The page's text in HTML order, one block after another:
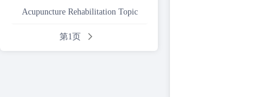
Acupuncture Rehabilitation Topic
第1页